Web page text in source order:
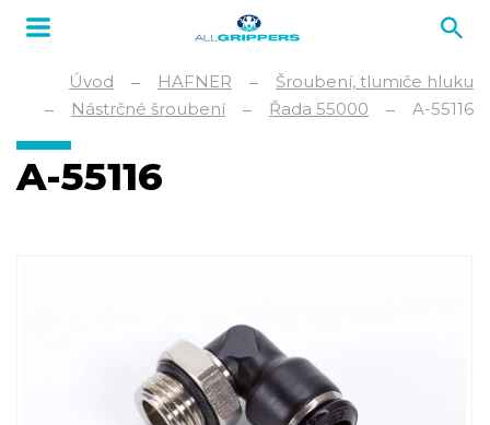
Úvod HAFNER
Šroubení, tlumiče hluku
Nástrčné šroubení
Řada 55000 A-55116
A-55116